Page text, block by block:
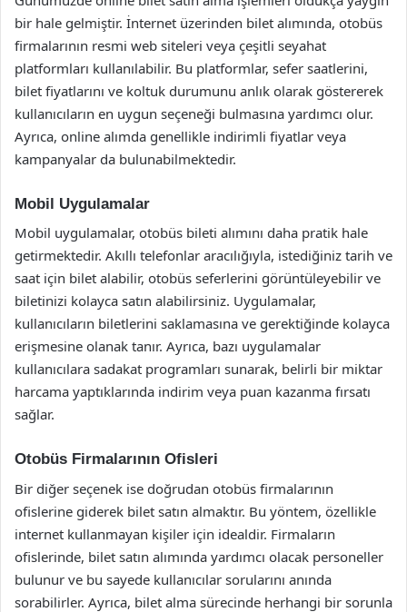
bir hale gelmiştir. İnternet üzerinden bilet alımında, otobüs
firmalarının resmi web siteleri veya çeşitli seyahat
platformları kullanılabilir. Bu platformlar, sefer saatlerini,
bilet fiyatlarını ve koltuk durumunu anlık olarak göstererek
kullanıcıların en uygun seçeneği bulmasına yardımcı olur.
Ayrıca, online alımda genellikle indirimli fiyatlar veya
kampanyalar da bulunabilmektedir.
Mobil Uygulamalar
Mobil uygulamalar, otobüs bileti alımını daha pratik hale
getirmektedir. Akıllı telefonlar aracılığıyla, istediğiniz tarih ve
saat için bilet alabilir, otobüs seferlerini görüntüleyebilir ve
biletinizi kolayca satın alabilirsiniz. Uygulamalar,
kullanıcıların biletlerini saklamasına ve gerektiğinde kolayca
erişmesine olanak tanır. Ayrıca, bazı uygulamalar
kullanıcılara sadakat programları sunarak, belirli bir miktar
harcama yaptıklarında indirim veya puan kazanma fırsatı
sağlar.
Otobüs Firmalarının Ofisleri
Bir diğer seçenek ise doğrudan otobüs firmalarının
ofislerine giderek bilet satın almaktır. Bu yöntem, özellikle
internet kullanmayan kişiler için idealdir. Firmaların
ofislerinde, bilet satın alımında yardımcı olacak personeller
bulunur ve bu sayede kullanıcılar sorularını anında
sorabilirler. Ayrıca, bilet alma sürecinde herhangi bir sorunla